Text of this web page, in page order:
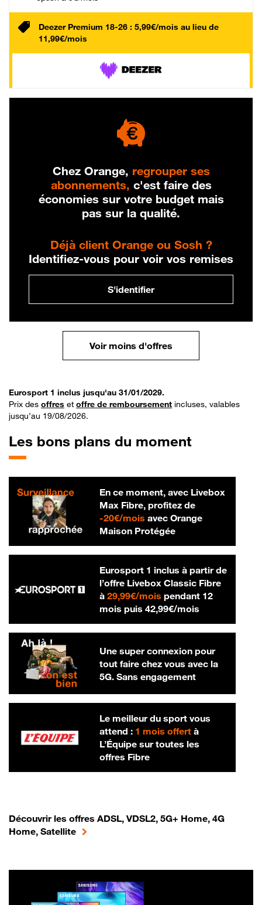
Deezer Premium 18-26 : 5,99€/mois au lieu de
11,99€/mois
Chez Orange, regrouper ses
abonnements, c'est faire des
économies sur votre budget mais
pas sur la qualité.
Déjà client Orange ou Sosh ?
Identifiez-vous pour voir vos remises
S'identifier
Voir moins d'offres
Eurosport 1 inclus jusqu'au 31/01/2029.
Prix des offres et offre de remboursement incluses, valables
jusqu’au 19/08/2026.
Les bons plans du moment
En ce moment, avec Livebox
Max Fibre, profitez de
-20€/mois20 € par mois
avec Orange
Maison Protégée
Eurosport 1 inclus à partir de
l’offre Livebox Classic Fibre
à 29,99€/mois29,99 € par mois
pendant 12
mois puis 42,99€/mois42,99 € par
Une super connexion pour
tout faire chez vous avec la
5G. Sans engagement
Le meilleur du sport vous
attend : 1 mois offertà
L’Équipe sur toutes les
offres Fibre
Découvrir les offres ADSL, VDSL2, 5G+ Home, 4G
Home, Satellite